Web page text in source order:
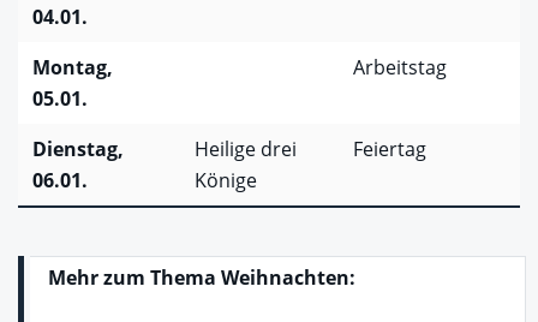
04.01.
Montag,
05.01.
Arbeitstag
Dienstag,
06.01.
Heilige drei
Könige
Feiertag
Mehr zum Thema Weihnachten: